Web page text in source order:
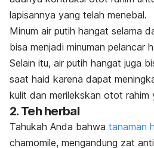
lapisannya yang telah menebal.
Minum air putih hangat selama
bisa menjadi minuman pelancar
Selain itu, air putih hangat juga
saat haid karena dapat
kulit dan merilekskan otot rahim
2. Teh herbal
Tahukah Anda bahwa tanaman
chamomile, mengandung zat